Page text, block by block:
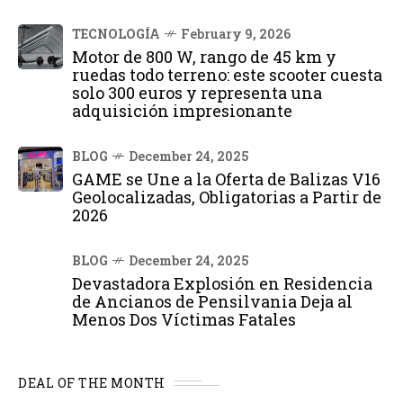
TECNOLOGÍA February 9, 2026
Motor de 800 W, rango de 45 km y
ruedas todo terreno: este scooter cuesta
solo 300 euros y representa una
adquisición impresionante
BLOG December 24, 2025
GAME se Une a la Oferta de Balizas V16
Geolocalizadas, Obligatorias a Partir de
2026
BLOG December 24, 2025
Devastadora Explosión en Residencia
de Ancianos de Pensilvania Deja al
Menos Dos Víctimas Fatales
DEAL OF THE MONTH